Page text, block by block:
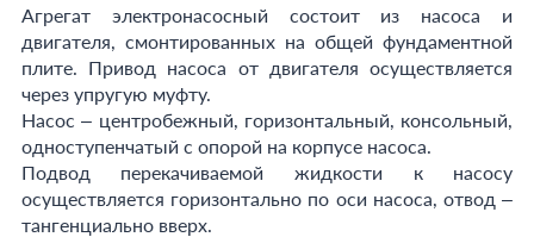
Агрегат электронасосный состоит из насоса и
двигателя, смонтированных на общей фундаментной
плите. Привод насоса от двигателя осуществляется
через упругую муфту.
Насос – центробежный, горизонтальный, консольный,
одноступенчатый с опорой на корпусе насоса.
Подвод перекачиваемой жидкости к насосу
осуществляется горизонтально по оси насоса, отвод –
тангенциально вверх.